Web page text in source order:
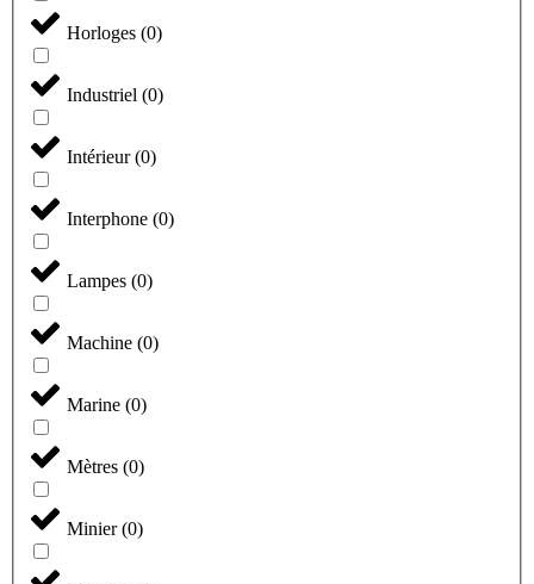
Horloges (0)
Industriel (0)
Intérieur(0)
Interphone (0)
Lampes (0)
Machine (0)
Marine (0)
Mètres (0)
Minier(0)